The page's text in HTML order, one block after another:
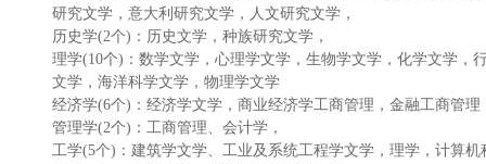
研究文学，意大利研究文学，人文研究文学，
历史学(2个)：历史文学，种族研究文学，
理学(10个)：数学文学，心理学文学，生物学文学，化学文学，
文学，海洋科学文学，物理学文学
经济学(6个)：经济学文学，商业经济学工商管理，金融工商管
管理学(2个)：工商管理、会计学，
工学(5个)：建筑学文学、工业及系统工程学文学，理学，计算